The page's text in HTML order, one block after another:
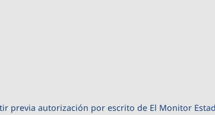
previa autorización por escrito de El Monitor